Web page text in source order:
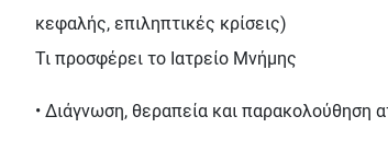
κεφαλής, επιληπτικές κρίσεις)
Τι προσφέρει το Ιατρείο Μνήμης
• Διάγνωση, θεραπεία και παρακολούθηση